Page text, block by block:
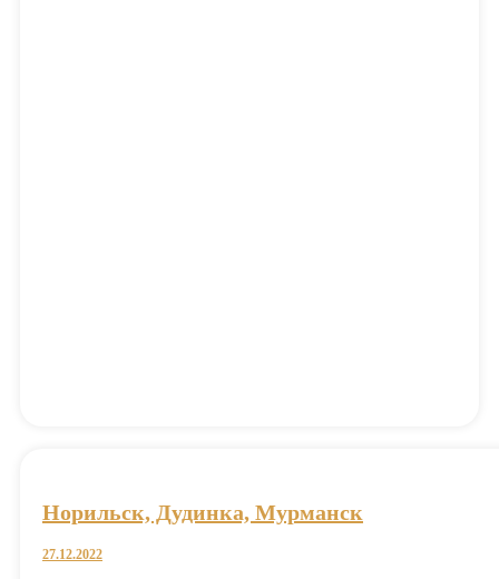
Норильск, Дудинка, Мурманск
27.12.2022